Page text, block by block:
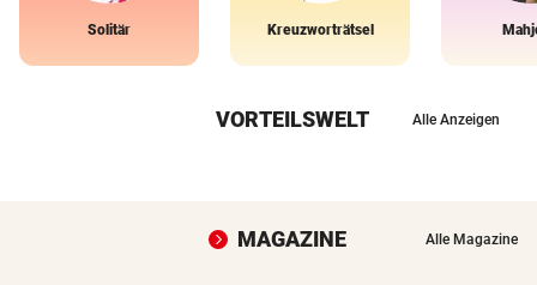
Solitär Kreuzworträtsel
VORTEILSWELT Alle Anzeigen
MAGAZINE Alle Magazine